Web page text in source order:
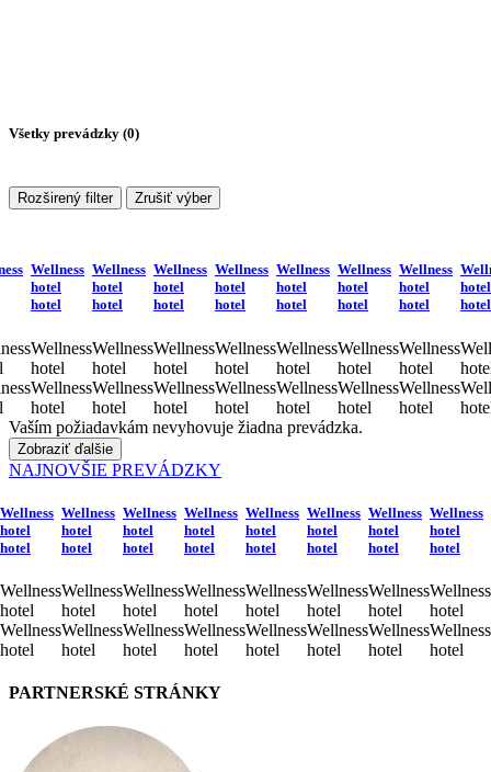
Všetky prevádzky (0)
Rozširený filter Zrušiť výber
Wellness
hotel
hotel
Wellness
hotel
Wellness
hotel
Wellness
hotel
hotel
Wellness
hotel
Wellness
hotel
Wellness
hotel
hotel
Wellness
hotel
Wellness
hotel
Wellness
hotel
hotel
Wellness
hotel
Wellness
hotel
Wellness
hotel
hotel
Wellness
hotel
Wellness
hotel
Wellness
hotel
hotel
Wellness
hotel
Wellness
hotel
Wellness
hotel
hotel
Wellness
hotel
Wellness
hotel
hotel
hotel
Vaším požiadavkám nevyhovuje žiadna prevádzka.
Zobraziť ďalšie
NAJNOVŠIE PREVÁDZKY
Wellness
hotel
hotel
Wellness
hotel
Wellness
hotel
Wellness
hotel
hotel
Wellness
hotel
Wellness
hotel
Wellness
hotel
hotel
Wellness
hotel
Wellness
hotel
Wellness
hotel
hotel
Wellness
hotel
Wellness
hotel
Wellness
hotel
hotel
Wellness
hotel
Wellness
hotel
Wellness
hotel
hotel
Wellness
hotel
Wellness
hotel
Wellness
hotel
hotel
Wellness
hotel
Wellness
hotel
Wellness
hotel
hotel
Wellness
hotel
Wellness
hotel
PARTNERSKÉ STRÁNKY